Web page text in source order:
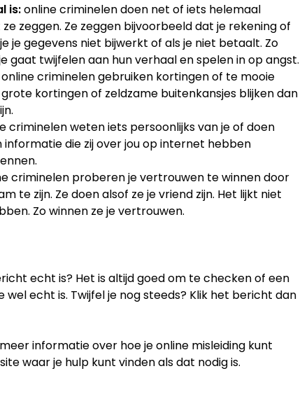
is:online criminelen doen net of iets helemaal
zeggen. Ze zeggen bijvoorbeeld dat je rekening of
je gegevens niet bijwerkt of als je niet betaalt. Zo
gaat twijfelen aan hun verhaal en spelen in op angst.
online criminelen gebruiken kortingen of te mooie
kortingen of zeldzame buitenkansjes blijken dan
criminelen weten iets persoonlijks van je of doen
informatie die zij over jou op internet hebben
criminelen proberen je vertrouwen te winnen door
te zijn. Ze doen alsof ze je vriend zijn. Het lijkt niet
Zo winnen ze je vertrouwen.
echt is? Het is altijd goed om te checken of een
echt is. Twijfel je nog steeds? Klik het bericht dan
informatie over hoe je online misleiding kunt
waar je hulp kunt vinden als dat nodig is.